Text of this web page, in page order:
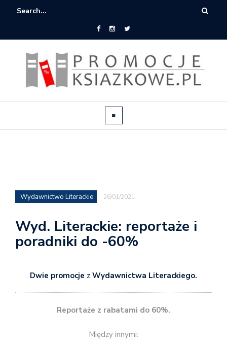
Wydawnictwo Literackie 26/01/2021
Wyd. Literackie: reportaże i
poradniki do -60%
Dwie promocje z Wydawnictwa Literackiego.
Reportaże z rabatami do 60%.
Między innymi: